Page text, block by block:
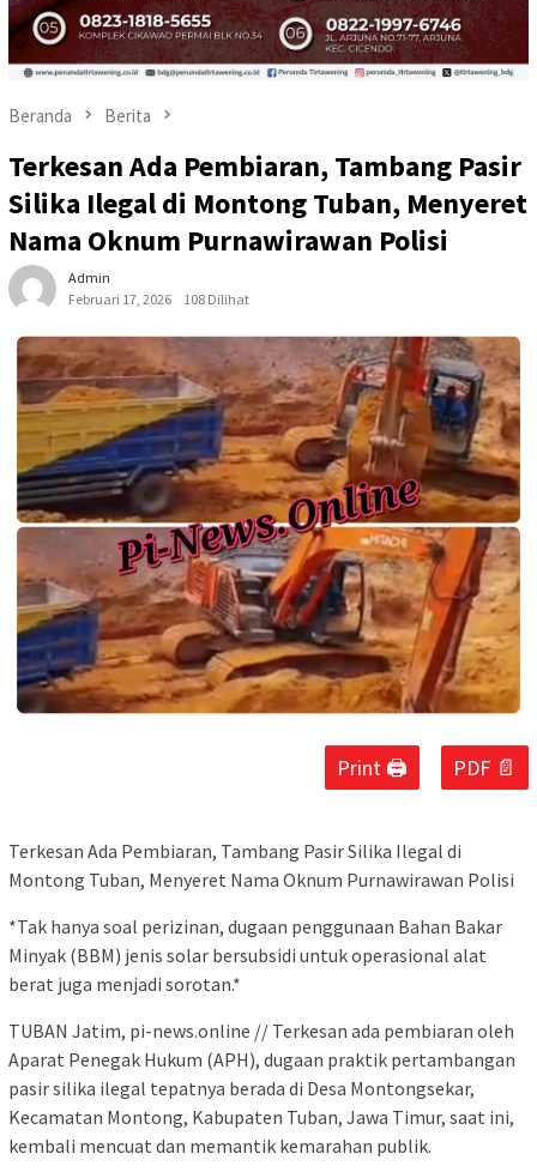
Beranda Berita
Terkesan Ada Pembiaran, Tambang Pasir
Silika Ilegal di Montong Tuban, Menyeret
Nama Oknum Purnawirawan Polisi
Admin
Februari 17, 2026
108 Dilihat
Print 🖨 PDF 📄
Terkesan Ada Pembiaran, Tambang Pasir Silika Ilegal di
Montong Tuban, Menyeret Nama Oknum Purnawirawan Polisi
*Tak hanya soal perizinan, dugaan penggunaan Bahan Bakar
Minyak (BBM) jenis solar bersubsidi untuk operasional alat
berat juga menjadi sorotan.*
TUBAN Jatim, pi-news.online // Terkesan ada pembiaran oleh
Aparat Penegak Hukum (APH), dugaan praktik pertambangan
pasir silika ilegal tepatnya berada di Desa Montongsekar,
Kecamatan Montong, Kabupaten Tuban, Jawa Timur, saat ini,
kembali mencuat dan memantik kemarahan publik.